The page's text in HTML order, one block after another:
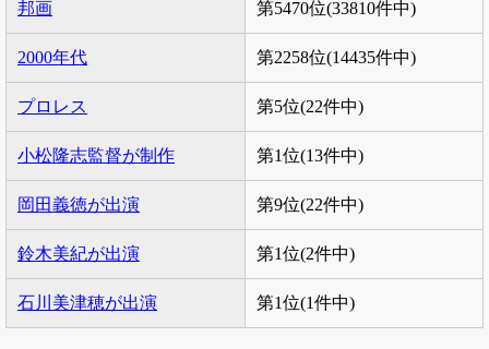
邦画 第5470位(33810件中)
2000年代 第2258位(14435件中)
プロレス 第5位(22件中)
小松隆志監督が制作 第1位(13件中)
岡田義徳が出演 第9位(22件中)
鈴木美紀が出演 第1位(2件中)
石川美津穂が出演 第1位(1件中)